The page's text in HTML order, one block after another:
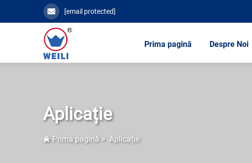
[email protected]
Prima pagină Despre Noi
Aplicație
Prima pagină> Aplicație